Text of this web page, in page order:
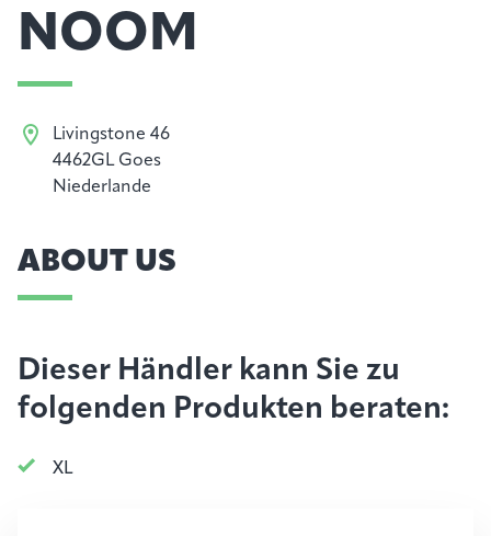
NOOM
Livingstone 46
4462GL Goes
Niederlande
ABOUT US
Dieser Händler kann Sie zu
folgenden Produkten beraten:
XL